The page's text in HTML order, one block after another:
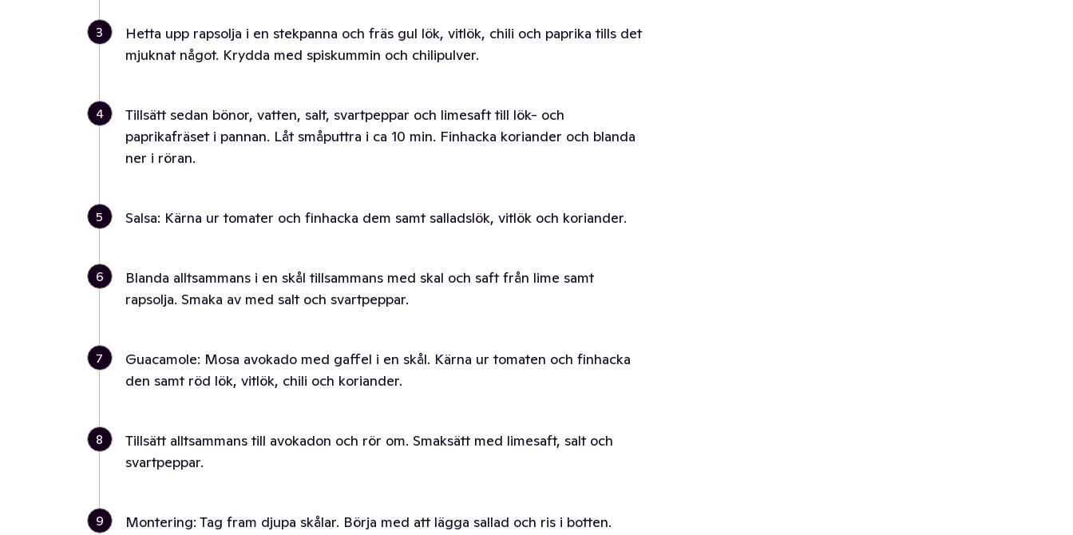
3
Hetta upp rapsolja i en stekpanna och fräs gul lök, vitlök, chili och paprika tills det
mjuknat något. Krydda med spiskummin och chilipulver.
4
Tillsätt sedan bönor, vatten, salt, svartpeppar och limesaft till lök- och
paprikafräset i pannan. Låt småputtra i ca 10 min. Finhacka koriander och blanda
ner i röran.
5 Salsa: Kärna ur tomater och finhacka dem samt salladslök, vitlök och koriander.
6
Blanda alltsammans i en skål tillsammans med skal och saft från lime samt
rapsolja. Smaka av med salt och svartpeppar.
7
Guacamole: Mosa avokado med gaffel i en skål. Kärna ur tomaten och finhacka
den samt röd lök, vitlök, chili och koriander.
8
Tillsätt alltsammans till avokadon och rör om. Smaksätt med limesaft, salt och
svartpeppar.
9 Montering: Tag fram djupa skålar. Börja med att lägga sallad och ris i botten.